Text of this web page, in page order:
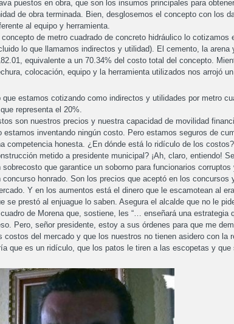
puestos en obra, que son los insumos principales para
de obra terminada. Bien, desglosemos el concepto con los
al equipo y herramienta.
concepto de metro cuadrado de concreto hidráulico lo
lo que llamamos indirectos y utilidad). El cemento, la
equivalente a un 70.34% del costo total del concepto.
colocación, equipo y la herramienta utilizados nos arrojó
que estamos cotizando como indirectos y utilidades por metro
que representa el 20%.
son nuestros precios y nuestra capacidad de movilidad
estamos inventando ningún costo. Pero estamos seguros de
competencia honesta. ¿En dónde está lo ridículo de los
metido a presidente municipal? ¡Ah, claro, entiendo!
sobrecosto que garantice un soborno para funcionarios
concurso honrado. Son los precios que aceptó en los
Y en los aumentos está el dinero que le escamotean al
se prestó al enjuague lo saben. Asegura el alcalde que no le
de Morena que, sostiene, les “… enseñará una estrategia
Pero, señor presidente, estoy a sus órdenes para que me
costos del mercado y que los nuestros no tienen asidero con
que es un ridículo, que los patos le tiren a las escopetas y